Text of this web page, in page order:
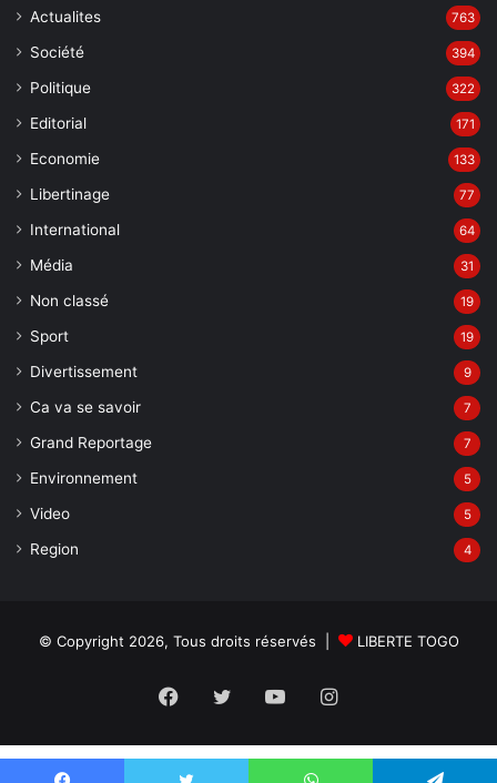
Actualites 763
Société 394
Politique 322
Editorial 171
Economie 133
Libertinage 77
International 64
Média 31
Non classé 19
Sport 19
Divertissement 9
Ca va se savoir 7
Grand Reportage 7
Environnement 5
Video 5
Region 4
© Copyright 2026, Tous droits réservés | LIBERTE TOGO
Facebook
Twitter YouTubeInstagram